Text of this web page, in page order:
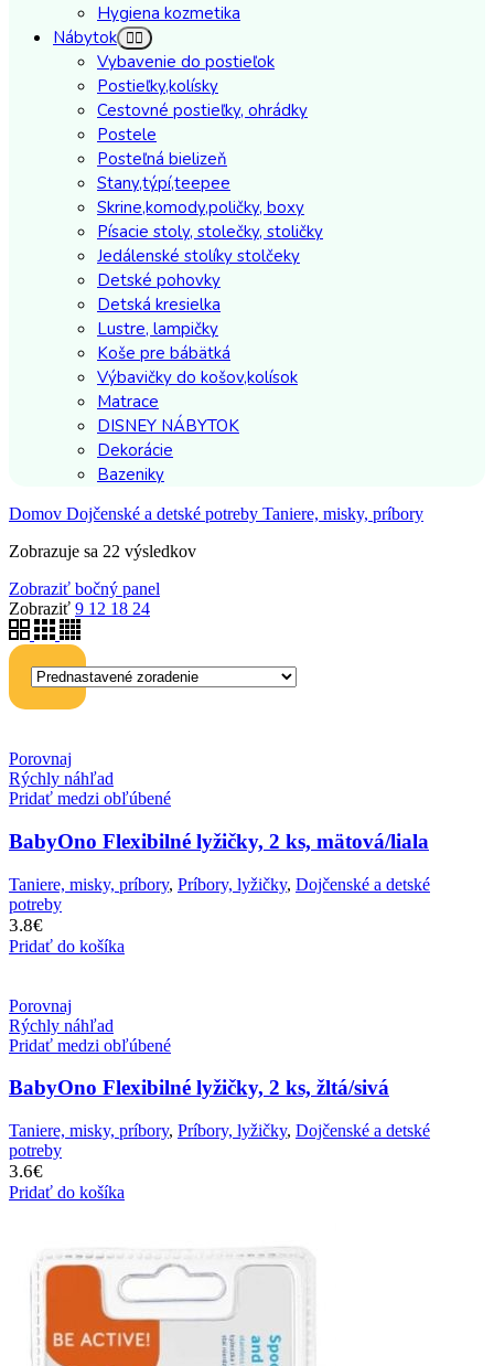
Hygiena kozmetika
Nábytok
Vybavenie do postieľok
Postieľky,kolísky
Cestovné postieľky, ohrádky
Postele
Posteľná bielizeň
Stany,týpí,teepee
Skrine,komody,poličky, boxy
Písacie stoly, stolečky, stoličky
Jedálenské stolíky stolčeky
Detské pohovky
Detská kresielka
Lustre, lampičky
Koše pre bábätká
Výbavičky do košov,kolísok
Matrace
DISNEY NÁBYTOK
Dekorácie
Bazeniky
Domov Dojčenské a detské potreby Taniere, misky, príbory
Zobrazuje sa 22 výsledkov
Zobraziť bočný panel
Zobraziť 9 12 18 24
Porovnaj
Rýchly náhľad
Pridať medzi obľúbené
BabyOno Flexibilné lyžičky, 2 ks, mätová/liala
Taniere, misky, príbory, Príbory, lyžičky, Dojčenské a detské
potreby
3.8€
Pridať do košíka
Porovnaj
Rýchly náhľad
Pridať medzi obľúbené
BabyOno Flexibilné lyžičky, 2 ks, žltá/sivá
Taniere, misky, príbory, Príbory, lyžičky, Dojčenské a detské
potreby
3.6€
Pridať do košíka